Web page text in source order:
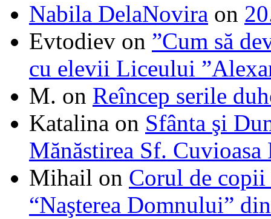
Nabila DelaNovira on
Evtodiev on ”Cum să
cu elevii Liceului
M. on Reîncep serile
Katalina on Sfânta şi
Mănăstirea Sf. Cuvioasa
Mihail on Corul de
“Naşterea Domnului”